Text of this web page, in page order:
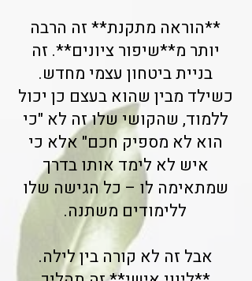
**הוראה מתקנת** זה הרבה
יותר מ**שיפור ציונים**. זה
בניית ביטחון עצמי מחדש.
כשילד מבין שהוא בעצם כן יכול
ללמוד, שהקושי שלו זה לא "כי
הוא לא מספיק חכם" אלא כי
איש לא לימד אותו בדרך
שמתאימה לו – כל הגישה שלו
ללימודים משתנה.
אבל זה לא קורה בין לילה.